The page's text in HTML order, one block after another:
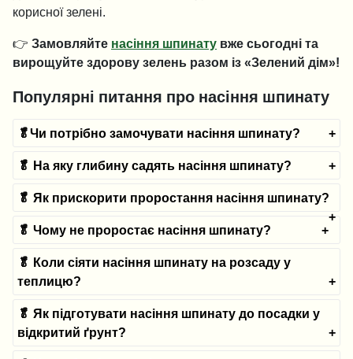
корисної зелені.
👉 Замовляйте насіння шпинату вже сьогодні та
вирощуйте здорову зелень разом із «Зелений дім»!
Популярні питання про насіння шпинату
🥬Чи потрібно замочувати насіння шпинату?
🥬 На яку глибину садять насіння шпинату?
🥬 Як прискорити проростання насіння шпинату?
🥬 Чому не проростає насіння шпинату?
🥬 Коли сіяти насіння шпинату на розсаду у
теплицю?
🥬 Як підготувати насіння шпинату до посадки у
відкритий ґрунт?